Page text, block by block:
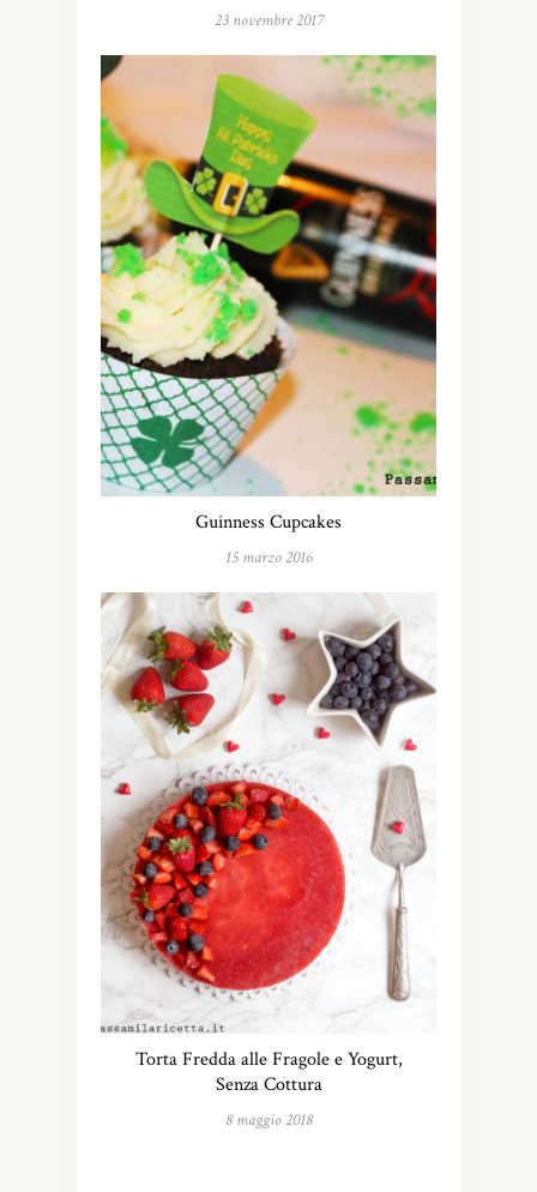
23 novembre 2017
Guinness Cupcakes
15 marzo 2016
Torta Fredda alle Fragole e Yogurt,
Senza Cottura
8 maggio 2018